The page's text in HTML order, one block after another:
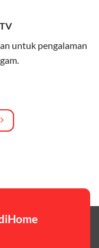
digabung
tinggi
untuk pengalaman